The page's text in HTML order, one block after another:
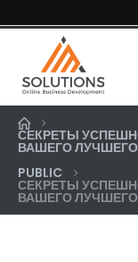
СЕКРЕТЫ
ВАШЕГО ЛУЧШЕГО
PUBLIC
СЕКРЕТЫ
ВАШЕГО ЛУЧШЕГО